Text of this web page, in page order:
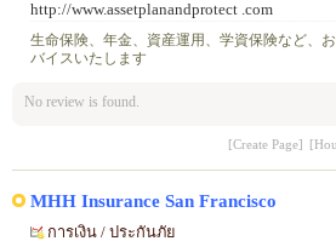
http://www.assetplanandprotect .com
生命保険、年金、資産運用、学資保険など、
バイスいたします
No review is found.
[Create Page]
MHH Insurance San Francisco
การเงิน / ประกันภัย